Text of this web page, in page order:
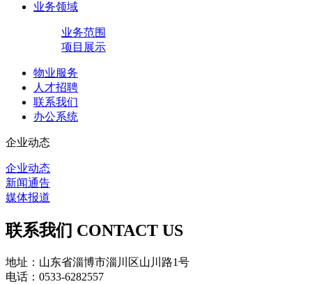
业务领域
业务范围
项目展示
物业服务
人才招聘
联系我们
办公系统
企业动态
企业动态
新闻通告
媒体报道
联系我们 CONTACT US
地址：山东省淄博市淄川区山川路1号
电话：0533-6282557